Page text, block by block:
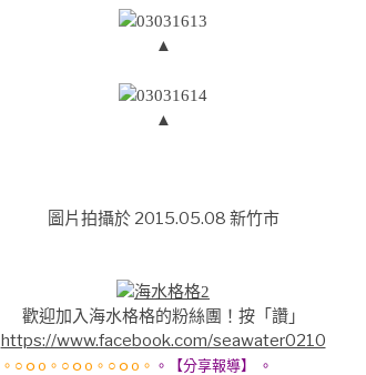
▲
▲
圖片拍攝於 2015.05.08 新竹市
歡迎加入海水格格的粉絲團！按「讚」
https://www.facebook.com/seawater0210
○ｏo。○ｏo。○ｏo。 。【分享報導】 。